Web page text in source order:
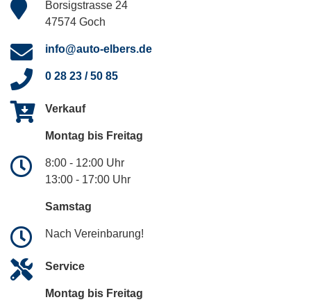
Borsigstrasse 24
47574 Goch
info@auto-elbers.de
0 28 23 / 50 85
Verkauf
Montag bis Freitag
8:00 - 12:00 Uhr
13:00 - 17:00 Uhr
Samstag
Nach Vereinbarung!
Service
Montag bis Freitag